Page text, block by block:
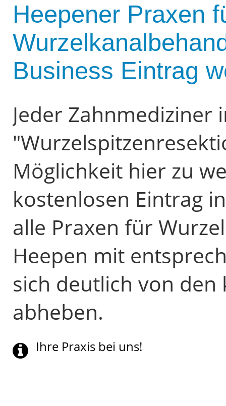
Heepener Praxen
Business Eintrag
Jeder Zahnmediziner
Möglichkeit hier zu
kostenlosen Eintrag
alle Praxen für
Heepen mit
sich deutlich von
abheben.
Ihre Praxis bei uns!